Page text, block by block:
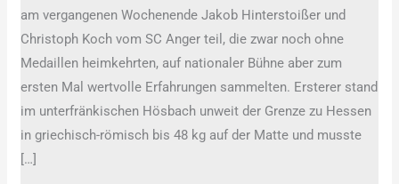
am vergangenen Wochenende Jakob Hinterstoißer und
Christoph Koch vom SC Anger teil, die zwar noch ohne
Medaillen heimkehrten, auf nationaler Bühne aber zum
ersten Mal wertvolle Erfahrungen sammelten. Ersterer stand
im unterfränkischen Hösbach unweit der Grenze zu Hessen
in griechisch-römisch bis 48 kg auf der Matte und musste
[…]